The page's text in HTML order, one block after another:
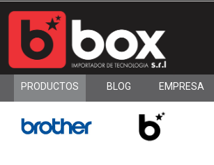
PRODUCTOS BLOG EMPRESA